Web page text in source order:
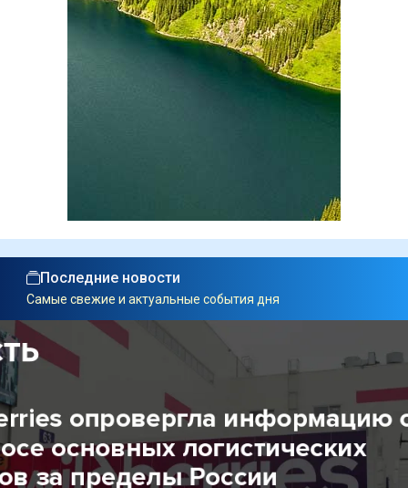
Последние новости
Самые свежие и актуальные события дня